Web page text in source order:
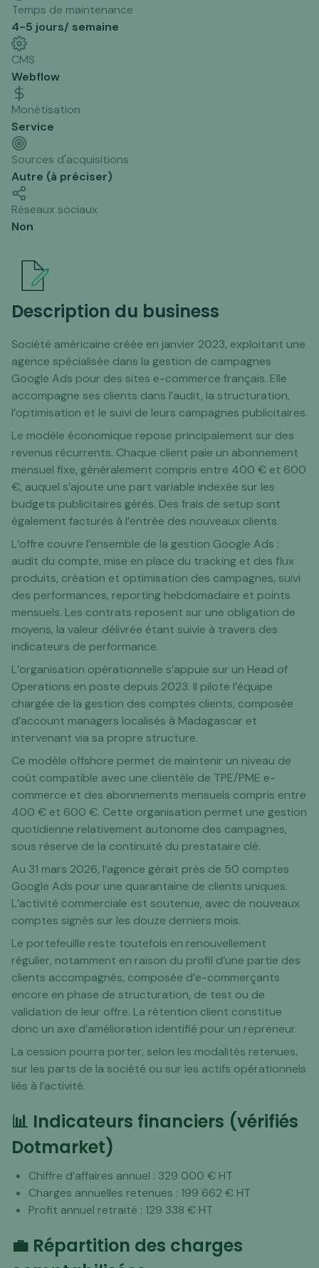
Temps de maintenance
4-5 jours/ semaine
CMS
Webflow
Monétisation
Service
Sources d'acquisitions
Autre (à préciser)
Réseaux sociaux
Non
Description du business
Société américaine créée en janvier 2023, exploitant une
agence spécialisée dans la gestion de campagnes
Google Ads pour des sites e-commerce français. Elle
accompagne ses clients dans l’audit, la structuration,
l’optimisation et le suivi de leurs campagnes publicitaires.
Le modèle économique repose principalement sur des
revenus récurrents. Chaque client paie un abonnement
mensuel fixe, généralement compris entre 400 € et 600
€, auquel s’ajoute une part variable indexée sur les
budgets publicitaires gérés. Des frais de setup sont
également facturés à l’entrée des nouveaux clients.
L’offre couvre l’ensemble de la gestion Google Ads :
audit du compte, mise en place du tracking et des flux
produits, création et optimisation des campagnes, suivi
des performances, reporting hebdomadaire et points
mensuels. Les contrats reposent sur une obligation de
moyens, la valeur délivrée étant suivie à travers des
indicateurs de performance.
L’organisation opérationnelle s’appuie sur un Head of
Operations en poste depuis 2023. Il pilote l’équipe
chargée de la gestion des comptes clients, composée
d’account managers localisés à Madagascar et
intervenant via sa propre structure.
Ce modèle offshore permet de maintenir un niveau de
coût compatible avec une clientèle de TPE/PME e-
commerce et des abonnements mensuels compris entre
400 € et 600 €. Cette organisation permet une gestion
quotidienne relativement autonome des campagnes,
sous réserve de la continuité du prestataire clé.
Au 31 mars 2026, l’agence gérait près de 50 comptes
Google Ads pour une quarantaine de clients uniques.
L’activité commerciale est soutenue, avec de nouveaux
comptes signés sur les douze derniers mois.
Le portefeuille reste toutefois en renouvellement
régulier, notamment en raison du profil d’une partie des
clients accompagnés, composée d’e-commerçants
encore en phase de structuration, de test ou de
validation de leur offre. La rétention client constitue
donc un axe d’amélioration identifié pour un repreneur.
La cession pourra porter, selon les modalités retenues,
sur les parts de la société ou sur les actifs opérationnels
liés à l’activité.
📊 Indicateurs financiers (vérifiés
Dotmarket)
Chiffre d’affaires annuel : 329 000 € HT
Charges annuelles retenues : 199 662 € HT
Profit annuel retraité : 129 338 € HT
💼 Répartition des charges